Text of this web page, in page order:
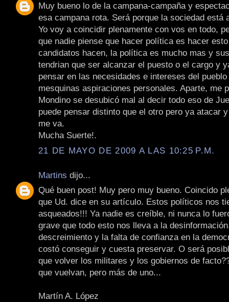
Muy bueno lo de la campana-campaña y
esa campana rota. Será porque la sociedad está
Yo voy a coincidir plenamente con vos en todo,
que nadie piense que hacer política es hacer
candidatos hacen, la política es mucho mas y
tendrian que ser alcanzar el puesto o el cargo y
pensar en las necesidades e intereses del
mesquinas aspiraciones personales. Aparte, me
Mondino se desubicó mal al decir todo eso de
puede pensar distinto que el otro pero ya atacar
me va.
Mucha Suerte!.
21 DE MAYO DE 2009 A LAS 10:25 P.M.
Martins dijo...
Qué buen post! Muy pero muy bueno. Coincido
que Ud. dice en su artículo. Estos políticos nos
asqueados!!! Ya nadie es creíble, ni nunca lo
grave que todo esto nos lleva a la
descreimiento y la falta de confianza en la
costó conseguir y cuesta preservar. O será
que volver los militares y los gobiernos de
que vuelvan, pero más de uno...
Martín A. López